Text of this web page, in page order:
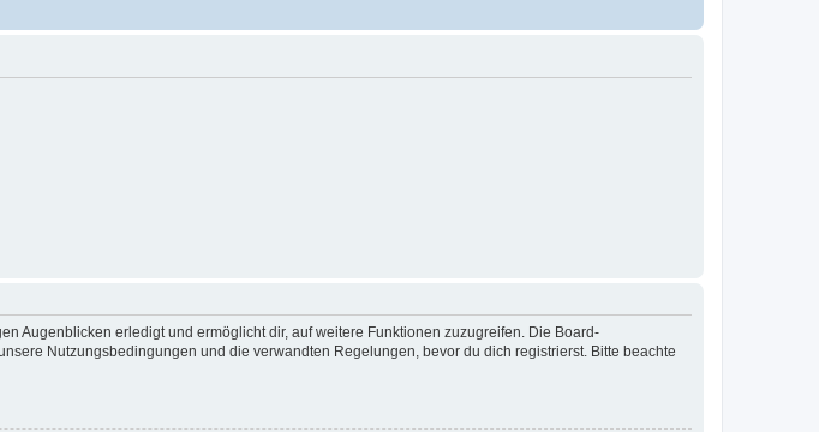
Augenblicken erledigt und ermöglicht dir, auf weitere Funktionen zuzugreifen. Die Board-
Nutzungsbedingungen und die verwandten Regelungen, bevor du dich registrierst. Bitte beachte